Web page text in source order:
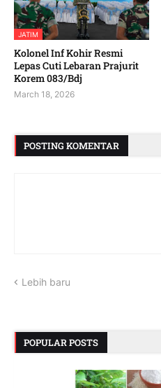
JATIM
Kolonel Inf Kohir Resmi
Lepas Cuti Lebaran Prajurit
Korem 083/Bdj
March 18, 2026
POSTING KOMENTAR
Lebih baru
POPULAR POSTS